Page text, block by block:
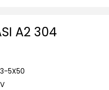
A2 304
5X50